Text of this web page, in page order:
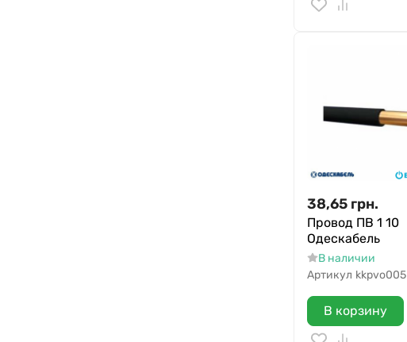
38,65 грн.
Провод ПВ 1 10
Одескабель
В наличии
Артикул kkpvo005
В корзину